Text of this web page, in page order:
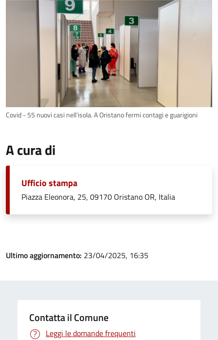
Covid - 55 nuovi casi nell'isola. A Oristano fermi contagi e guarigioni
A cura di
Ufficio stampa
Piazza Eleonora, 25, 09170 Oristano OR, Italia
Ultimo aggiornamento: 23/04/2025, 16:35
Contatta il Comune
Leggi le domande frequenti